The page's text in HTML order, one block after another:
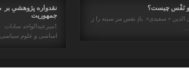
نقدواره پژوهشیِ بر
جمهوریت
1میرعبدالواحد
اساسی و علوم
و نَفْس چیست؟
الدین « سعیدی» بادِ نفس مر سینه را ز